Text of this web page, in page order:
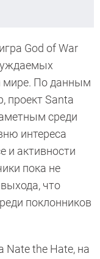
God of War
мире. По данным
проект Santa
среди
интереса
и активности
пока не
что
поклонников
Nate the Hate, на